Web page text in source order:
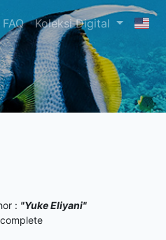
FAQ Koleksi Digital
: "Yuke Eliyani"